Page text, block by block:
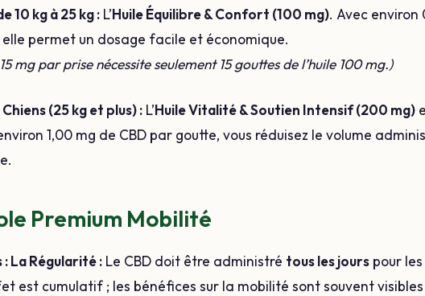
10 kg à 25 kg :L’Huile Équilibre & Confort (100 mg). Avec environ
elle permet un dosage facile et économique.
mg par prise nécessite seulement 15 gouttes de l’huile 100 mg.)
(25 kg et plus) :L’Huile Vitalité & Soutien Intensif (200 mg)
1,00 mg de CBD par goutte, vous réduisez le volume
Premium Mobilité
: La Régularité :Le CBD doit être administré tous les jourspour les
est cumulatif ; les bénéfices sur la mobilité sont souvent visibles